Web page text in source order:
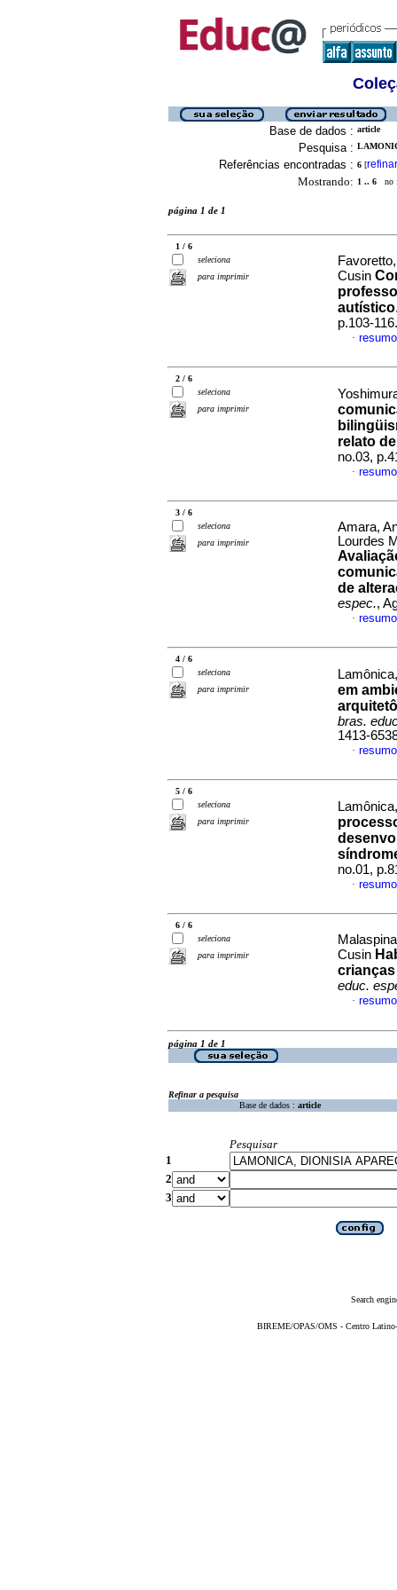
Base de dados : article
Pesquisa :
Referências encontradas : 6 [refinar
Mostrando: 1 .. 6 no
página 1 de 1
1 / 6
seleciona
para imprimir
Cusin
autístico
p.103-
·
2 / 6
seleciona
para imprimir
relato
no.03,
·
3 / 6
seleciona
para imprimir
Amara,
Lourdes
de
espec.,
·
4 / 6
seleciona
para imprimir
em
bras.
1413-
·
5 / 6
seleciona
para imprimir
no.01,
·
6 / 6
seleciona
para imprimir
Cusin
educ.
·
página 1 de 1
Refinar a pesquisa
Base de dados : article
Pesquisar
1
2
3
Search
BIREME/OPAS/OMS - Centro Latino-